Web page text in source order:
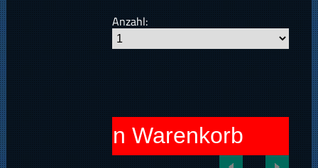
Anzahl:
In den Warenkorb